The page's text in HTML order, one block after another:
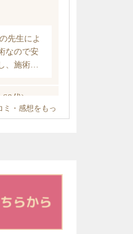
ミ・感想をもっ